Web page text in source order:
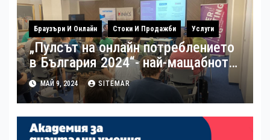
Браузъри И Онлайн Стоки И Продажби Услуги
„Пулсът на онлайн потреблението
в България 2024“- най-мащабното
потребителско проучване на
пазара на електронна търговия в
България беше представено
наскоро
МАЙ 9, 2024 SITEMAR